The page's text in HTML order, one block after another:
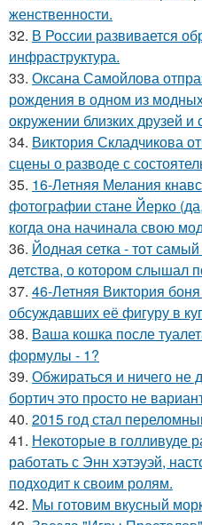
женственности.
32. В России развивается
инфраструктура.
33. Оксана Самойлова
рождения в одном из
окружении близких друзей и
34. Виктория Складчикова
сцены о разводе с
35. 16-Летняя Мелания
фотографии стане Йерко
когда она начинала свою
36. Йодная сетка - тот
детства, о котором слышал
37. 46-Летняя Виктория
обсуждавших её фигуру в
38. Ваша кошка после
формулы - 1?
39. Обжираться и ничего не
бортич это просто не
40. 2015 год стал
41. Некоторые в голливуде
работать с Энн хэтэуэй,
подходит к своим ролям.
42. Мы готовим вкусный